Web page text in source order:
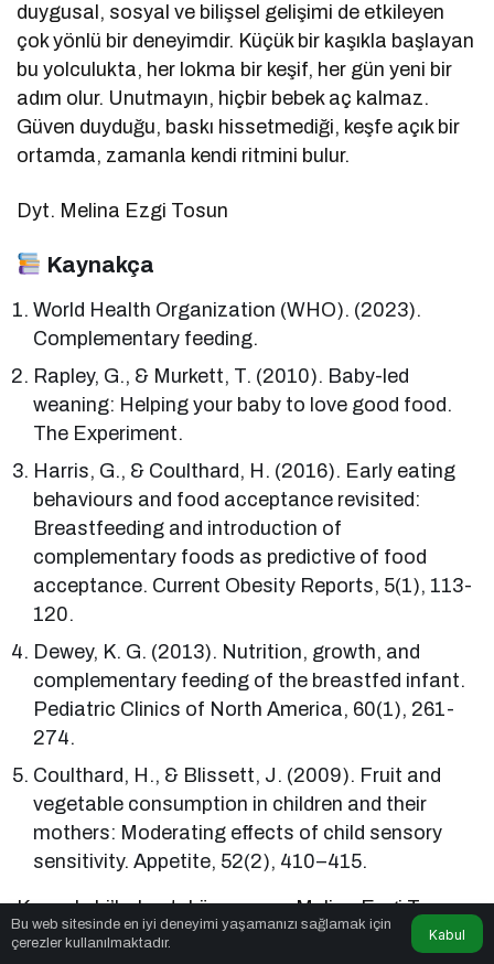
duygusal, sosyal ve bilişsel gelişimi de etkileyen
çok yönlü bir deneyimdir. Küçük bir kaşıkla başlayan
bu yolculukta, her lokma bir keşif, her gün yeni bir
adım olur. Unutmayın, hiçbir bebek aç kalmaz.
Güven duyduğu, baskı hissetmediği, keşfe açık bir
ortamda, zamanla kendi ritmini bulur.
Dyt. Melina Ezgi Tosun
Kaynakça
World Health Organization (WHO). (2023).
Complementary feeding.
Rapley, G., & Murkett, T. (2010). Baby-led
weaning: Helping your baby to love good food.
The Experiment.
Harris, G., & Coulthard, H. (2016). Early eating
behaviours and food acceptance revisited:
Breastfeeding and introduction of
complementary foods as predictive of food
acceptance. Current Obesity Reports, 5(1), 113-
120.
Dewey, K. G. (2013). Nutrition, growth, and
complementary feeding of the breastfed infant.
Pediatric Clinics of North America, 60(1), 261-
274.
Coulthard, H., & Blissett, J. (2009). Fruit and
vegetable consumption in children and their
mothers: Moderating effects of child sensory
sensitivity. Appetite, 52(2), 410–415.
Kaynak: bi’haber.tr köşe yazarı Melina Ezgi Tosun
Bu web sitesinde en iyi deneyimi yaşamanızı sağlamak için
çerezler kullanılmaktadır.
Kabul